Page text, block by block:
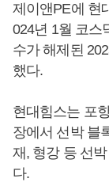
제이앤PE에 현
024년 1월 코스
수가 해제된
했다.
현대힘스는 포
장에서 선박 블
재, 형강 등 선
다.